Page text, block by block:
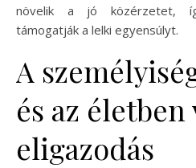
növelik a jó közérzetet,
támogatják a lelki egyensúlyt.
A
és az életben
eligazodás